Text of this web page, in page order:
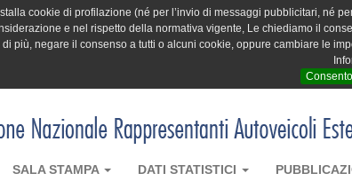
cookie di profilazione (né per l’invio di messaggi pubblicitari, né
e nel rispetto della normativa vigente, Le chiediamo il
più, negare il consenso a tutti o alcuni cookie, oppure cambiare le
Consento
SALA STAMPA DATI STATISTICI